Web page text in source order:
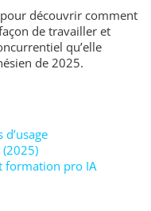
pour découvrir comment
de travailler et
qu’elle
de 2025.
formation pro IA